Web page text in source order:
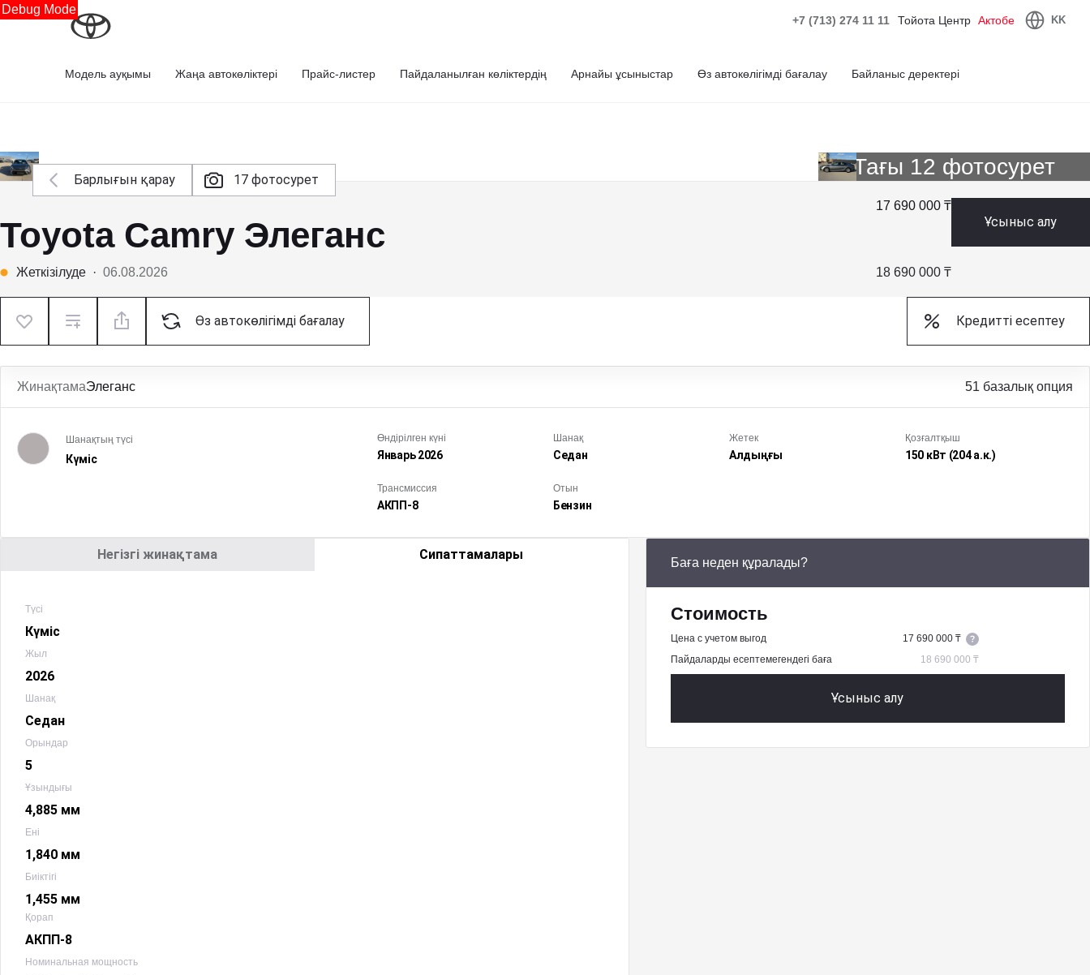
Debug Mode
+7 (713) 274 11 11 Тойота Центр Актобе KK
Модель ауқымы Жаңа автокөліктері Прайс-листер Пайдаланылған көліктердің Арнайы ұсыныстар Өз автокөлігімді бағалау Байланыс деректері
Барлығын қарау 17 фотосурет
Тағы 12 фотосурет
Toyota Camry Элеганс
17 690 000 ₸
Жеткізілуде · 06.08.2026 18 690 000 ₸
Ұсыныс алу
Өз автокөлігімді бағалау Кредитті есептеу
ЖинақтамаЭлеганс 51 базалық опция
Шанақтың түсі
Күміс
Өндірілген күні
Январь2026
Шанақ
Седан
Жетек
Алдыңғы
Қозғалтқыш
150 кВт (204 а.к.)
Трансмиссия
АКПП-8
Отын
Бензин
Негізгі жинақтама Сипаттамалары
Түсі
Күміс
Жыл
2026
Шанақ
Седан
Орындар
5
Ұзындығы
4,885 мм
Ені
1,840 мм
Биіктігі
1,455 мм
Қорап
АКПП-8
Номинальная мощность
Баға неден құралады?
Стоимость
Цена с учетом выгод
17 690 000 ₸
Пайдаларды есептемегендегі баға
18 690 000 ₸
Ұсыныс алу